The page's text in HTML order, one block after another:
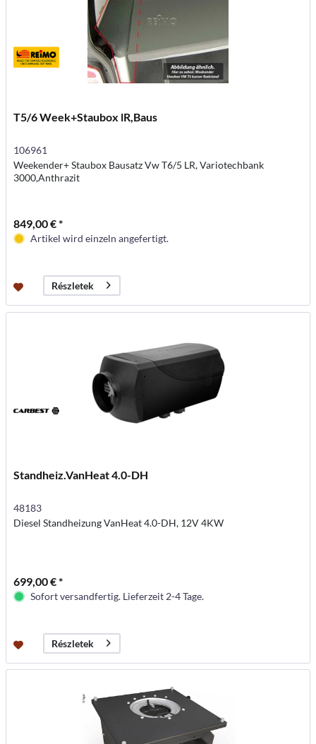
T5/6 Week+Staubox lR,Baus
106961
Weekender+ Staubox Bausatz Vw T6/5 LR, Variotechbank
3000,Anthrazit
849,00 € *
Artikel wird einzeln angefertigt.
Részletek
Standheiz.VanHeat 4.0-DH
48183
Diesel Standheizung VanHeat 4.0-DH, 12V 4KW
699,00 € *
Sofort versandfertig. Lieferzeit 2-4 Tage.
Részletek